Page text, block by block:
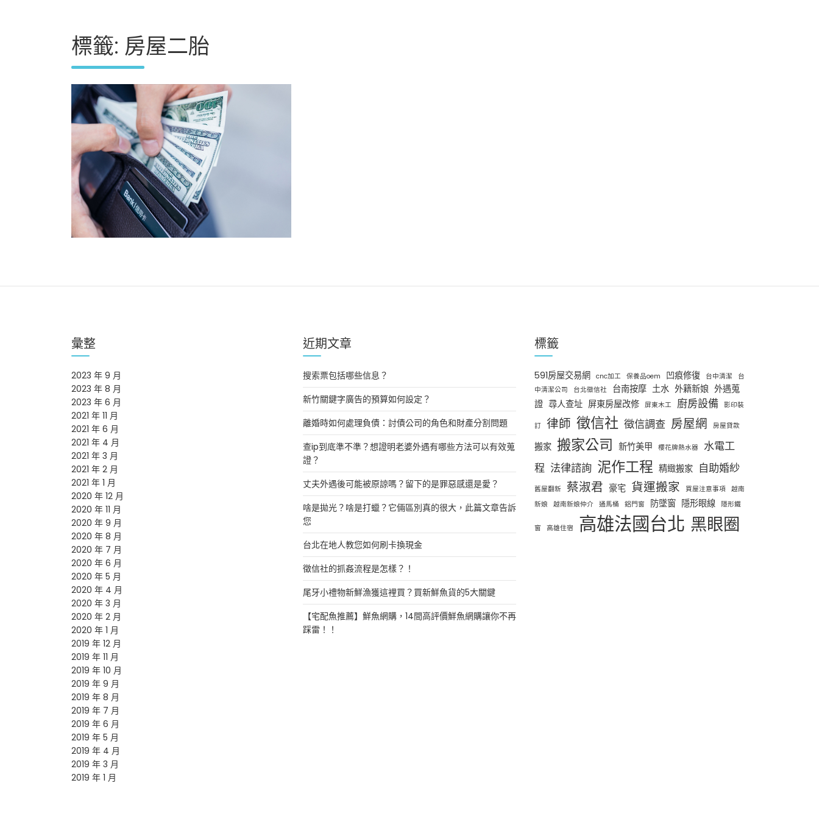
標籤: 房屋二胎
彙整
2023 年 9 月
2023 年 8 月
2023 年 6 月
2021 年 11 月
2021 年 6 月
2021 年 4 月
2021 年 3 月
2021 年 2 月
2021 年 1 月
2020 年 12 月
2020 年 11 月
2020 年 9 月
2020 年 8 月
2020 年 7 月
2020 年 6 月
2020 年 5 月
2020 年 4 月
2020 年 3 月
2020 年 2 月
2020 年 1 月
2019 年 12 月
2019 年 11 月
2019 年 10 月
2019 年 9 月
2019 年 8 月
2019 年 7 月
2019 年 6 月
2019 年 5 月
2019 年 4 月
2019 年 3 月
2019 年 1 月
近期文章
搜索票包括哪些信息？
新竹關鍵字廣告的預算如何設定？
離婚時如何處理負債：討債公司的角色和財產分割問題
查ip到底準不準？想證明老婆外遇有哪些方法可以有效蒐
證？
丈夫外遇後可能被原諒嗎？留下的是罪惡感還是愛？
啥是拋光？啥是打蠟？它倆區別真的很大，此篇文章告訴
您
台北在地人教您如何刷卡換現金
徵信社的抓姦流程是怎樣？！
尾牙小禮物新鮮漁獲這裡買？買新鮮魚貨的5大關鍵
【宅配魚推薦】鮮魚網購，14間高評價鮮魚網購讓你不再
踩雷！！
標籤
591房屋交易網 cnc加工 保養品oem 凹痕修復 台中清潔
台
中清潔公司
台北徵信社 台南按摩 土水 外籍新娘 外遇蒐
證 尋人查址 屏東房屋改修 屏東木工 廚房設備 影印裝
訂 律師 徵信社 徵信調查 房屋網 房屋貸款
搬家 搬家公司 新竹美甲 櫻花牌熱水器
水電工
程 法律諮詢 泥作工程 精緻搬家 自助婚紗
舊屋翻新 蔡淑君 豪宅 貨運搬家 買屋注意事項 越南
新娘
越南新娘仲介 通馬桶 鋁門窗 防墜窗 隱形眼線 隱形鐵
窗 高雄住宿 高雄法國台北 黑眼圈